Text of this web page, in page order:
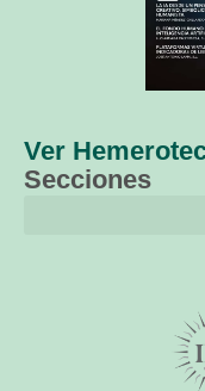
Ver
Secciones